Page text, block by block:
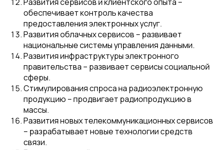
обеспечивает контроль качества
предоставления электронных услуг.
Развития облачных сервисов – развивает
национальные системы управления данными.
Развития инфраструктуры электронного
правительства – развивает сервисы социальной
сферы.
Стимулирования спроса на радиоэлектронную
продукцию – продвигает радиопродукцию в
массы.
Развития новых телекоммуникационных сервисов
– разрабатывает новые технологии средств
связи.